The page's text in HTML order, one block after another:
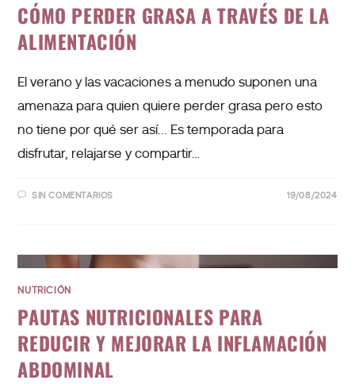
CÓMO PERDER GRASA A TRAVÉS DE LA
ALIMENTACIÓN
El verano y las vacaciones a menudo suponen una
amenaza para quien quiere perder grasa pero esto
no tiene por qué ser así... Es temporada para
disfrutar, relajarse y compartir…
SIN COMENTARIOS 19/08/2024
NUTRICIÓN
PAUTAS NUTRICIONALES PARA
REDUCIR Y MEJORAR LA INFLAMACIÓN
ABDOMINAL